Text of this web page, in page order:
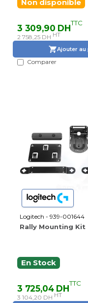
Non disponible
3 309,90 DHTTC
2 758,25 DH HT
Ajouter au
Comparer
Logitech - 939-001644
Rally Mounting Kit
En Stock
3 725,04 DHTTC
3 104,20 DH HT